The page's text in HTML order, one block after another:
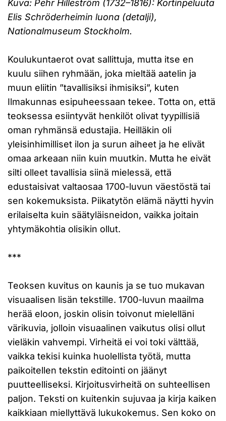
Kuva: Pehr Hilleström (1732–1816): Kortinpeluuta
Elis Schröderheimin luona (detalji),
Nationalmuseum Stockholm.
Koulukuntaerot ovat sallittuja, mutta itse en
kuulu siihen ryhmään, joka mieltää aatelin ja
muun eliitin ”tavallisiksi ihmisiksi”, kuten
Ilmakunnas esipuheessaan tekee. Totta on, että
teoksessa esiintyvät henkilöt olivat tyypillisiä
oman ryhmänsä edustajia. Heilläkin oli
yleisinhimilliset ilon ja surun aiheet ja he elivät
omaa arkeaan niin kuin muutkin. Mutta he eivät
silti olleet tavallisia siinä mielessä, että
edustaisivat valtaosaa 1700-luvun väestöstä tai
sen kokemuksista. Piikatytön elämä näytti hyvin
erilaiselta kuin säätyläisneidon, vaikka joitain
yhtymäkohtia olisikin ollut.
***
Teoksen kuvitus on kaunis ja se tuo mukavan
visuaalisen lisän tekstille. 1700-luvun maailma
herää eloon, joskin olisin toivonut mielelläni
värikuvia, jolloin visuaalinen vaikutus olisi ollut
vieläkin vahvempi. Virheitä ei voi toki välttää,
vaikka tekisi kuinka huolellista työtä, mutta
paikoitellen tekstin editointi on jäänyt
puutteelliseksi. Kirjoitusvirheitä on suhteellisen
paljon. Teksti on kuitenkin sujuvaa ja kirja kaiken
kaikkiaan miellyttävä lukukokemus. Sen koko on